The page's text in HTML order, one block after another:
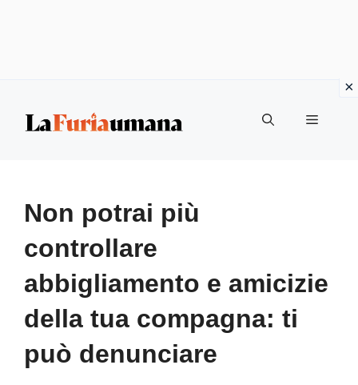
Menu
Non potrai più
controllare
abbigliamento e amicizie
della tua compagna: ti
può denunciare